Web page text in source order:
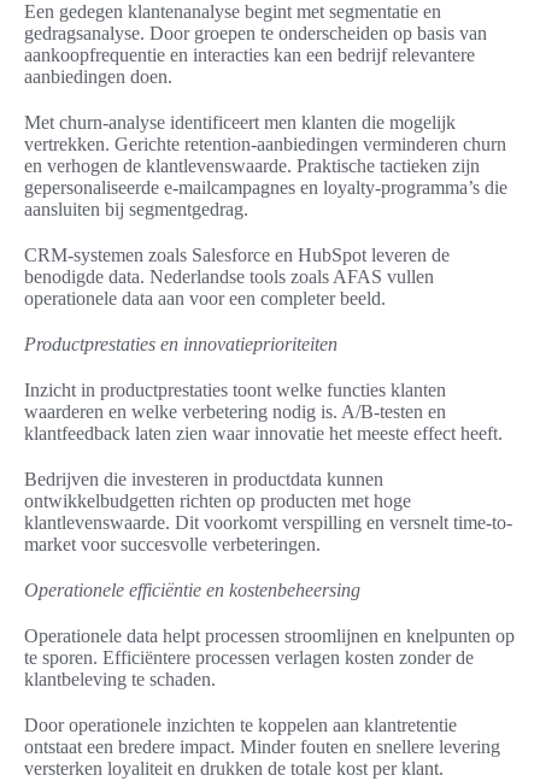
Een gedegen klantenanalyse begint met segmentatie en
gedragsanalyse. Door groepen te onderscheiden op basis van
aankoopfrequentie en interacties kan een bedrijf relevantere
aanbiedingen doen.
Met churn-analyse identificeert men klanten die mogelijk
vertrekken. Gerichte retention-aanbiedingen verminderen churn
en verhogen de klantlevenswaarde. Praktische tactieken zijn
gepersonaliseerde e-mailcampagnes en loyalty-programma’s die
aansluiten bij segmentgedrag.
CRM-systemen zoals Salesforce en HubSpot leveren de
benodigde data. Nederlandse tools zoals AFAS vullen
operationele data aan voor een completer beeld.
Productprestaties en innovatieprioriteiten
Inzicht in productprestaties toont welke functies klanten
waarderen en welke verbetering nodig is. A/B-testen en
klantfeedback laten zien waar innovatie het meeste effect heeft.
Bedrijven die investeren in productdata kunnen
ontwikkelbudgetten richten op producten met hoge
klantlevenswaarde. Dit voorkomt verspilling en versnelt time-to-
market voor succesvolle verbeteringen.
Operationele efficiëntie en kostenbeheersing
Operationele data helpt processen stroomlijnen en knelpunten op
te sporen. Efficiëntere processen verlagen kosten zonder de
klantbeleving te schaden.
Door operationele inzichten te koppelen aan klantretentie
ontstaat een bredere impact. Minder fouten en snellere levering
versterken loyaliteit en drukken de totale kost per klant.